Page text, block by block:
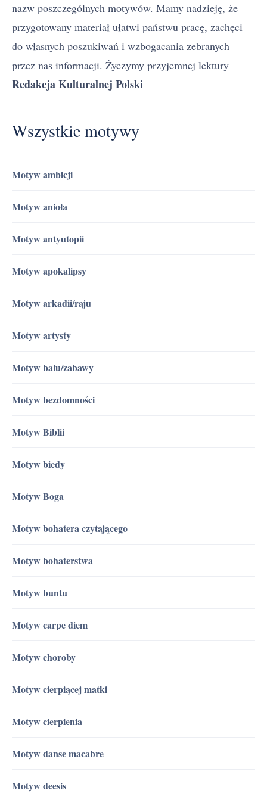
nazw poszczególnych motywów. Mamy nadzieję, że
przygotowany materiał ułatwi państwu pracę, zachęci
do własnych poszukiwań i wzbogacania zebranych
przez nas informacji. Życzymy przyjemnej lektury
Redakcja Kulturalnej Polski
Wszystkie motywy
Motyw ambicji
Motyw anioła
Motyw antyutopii
Motyw apokalipsy
Motyw arkadii/raju
Motyw artysty
Motyw balu/zabawy
Motyw bezdomności
Motyw Biblii
Motyw biedy
Motyw Boga
Motyw bohatera czytającego
Motyw bohaterstwa
Motyw buntu
Motyw carpe diem
Motyw choroby
Motyw cierpiącej matki
Motyw cierpienia
Motyw danse macabre
Motyw deesis